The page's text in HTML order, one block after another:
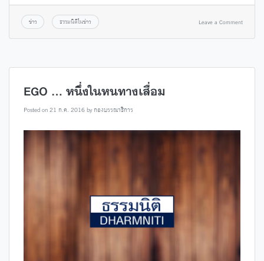
ข่าว ธรรมนิติในข่าว Leave a Comment
EGO … หนึ่งในหนทางเสื่อม
Posted on21 ก.ค. 2016byกองบรรณาธิการ